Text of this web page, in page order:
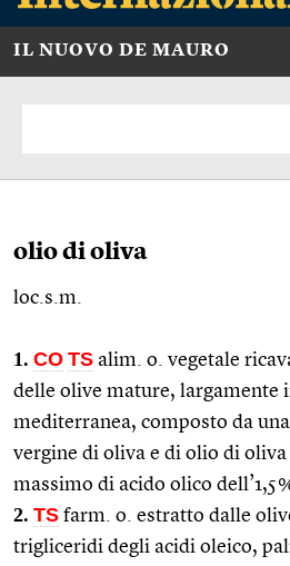
IL NUOVO DE MAURO
olio di oliva
loc.s.m.
1. CO TS alim.
o. vegetale
delle olive mature, largamente
mediterranea, composto da
vergine di oliva e di olio di
massimo di acido olico
2. TS farm.
o. estratto dalle
trigliceridi degli acidi oleico,